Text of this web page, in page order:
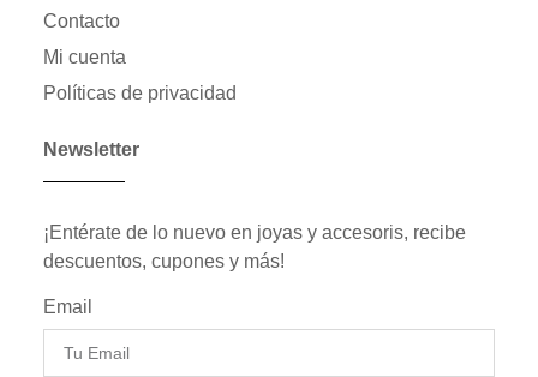
Contacto
Mi cuenta
Políticas de privacidad
Newsletter
¡Entérate de lo nuevo en joyas y accesoris, recibe
descuentos, cupones y más!
Email